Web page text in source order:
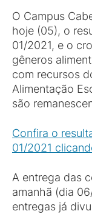
O Campus
hoje (05), o
01/2021, e o
gêneros
com recursos
Alimentação
são
Confira o
01/2021
A entrega das
amanhã (dia
entregas já